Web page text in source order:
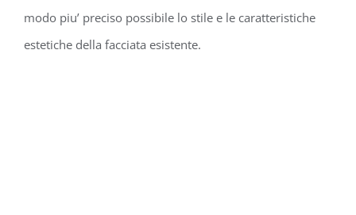
modo piu’ preciso possibile lo stile e le caratteristiche
estetiche della facciata esistente.